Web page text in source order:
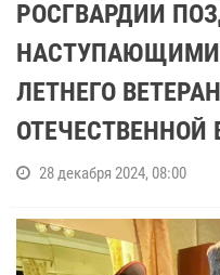
РОСГВАРДИИ
НАСТУПАЮЩИМИ
ЛЕТНЕГО
ОТЕЧЕСТВЕННОЙ
28 декабря 2024, 08:00